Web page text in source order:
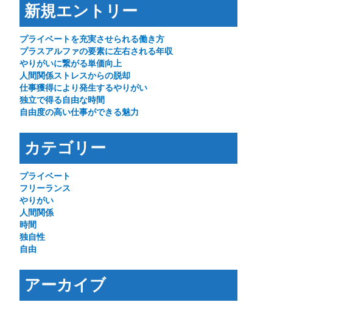
新規エントリー
プライベートを充実させられる働き方
プラスアルファの要素に左右される年収
やりがいに繋がる単価向上
人間関係ストレスからの脱却
仕事獲得により発生するやりがい
独立で得る自由な時間
自由度の高い仕事ができる魅力
カテゴリー
プライベート
フリーランス
やりがい
人間関係
時間
独自性
自由
アーカイブ